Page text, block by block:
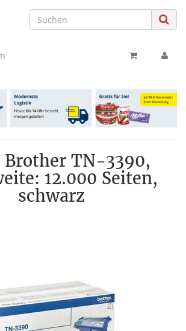
Brother TN-3390,
12.000 Seiten,
schwarz